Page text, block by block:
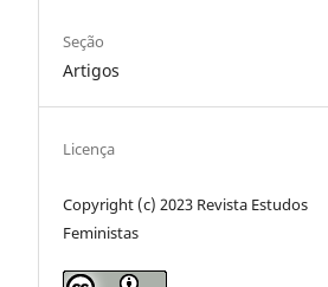
Seção
Artigos
Licença
Copyright (c) 2023 Revista Estudos
Feministas